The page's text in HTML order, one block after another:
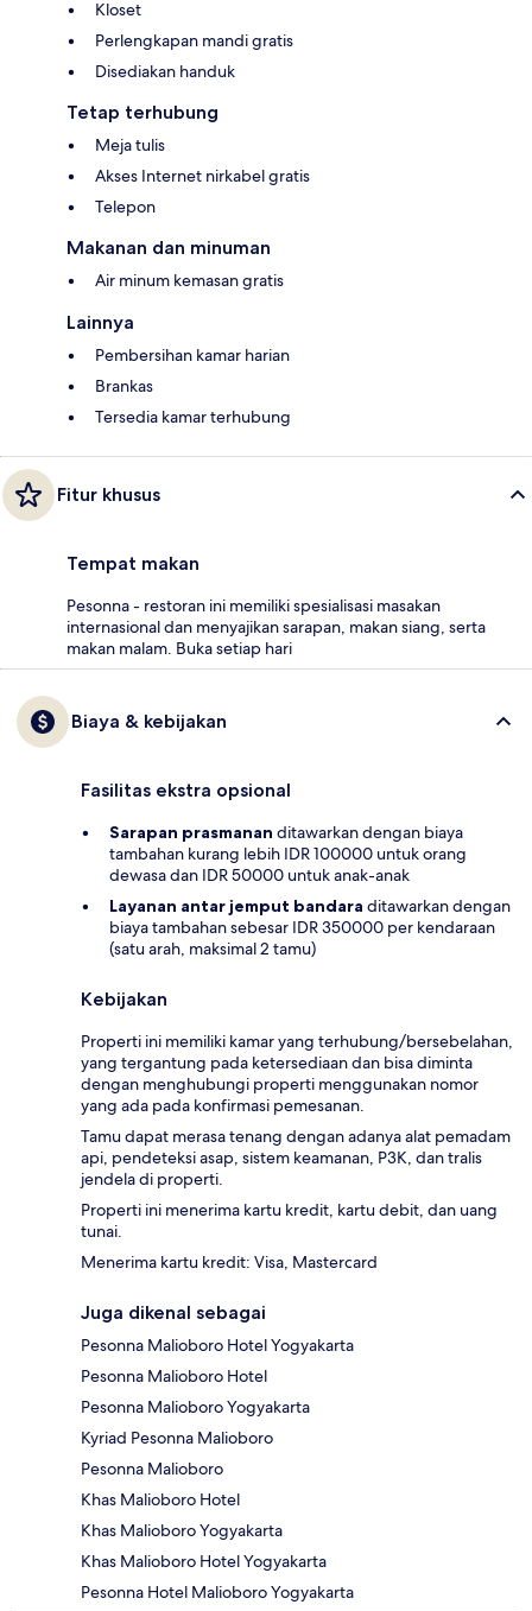
Kloset
Perlengkapan mandi gratis
Disediakan handuk
Tetap terhubung
Meja tulis
Akses Internet nirkabel gratis
Telepon
Makanan dan minuman
Air minum kemasan gratis
Lainnya
Pembersihan kamar harian
Brankas
Tersedia kamar terhubung
Fitur khusus
Tempat makan
Pesonna - restoran ini memiliki spesialisasi masakan
internasional dan menyajikan sarapan, makan siang, serta
makan malam. Buka setiap hari
Biaya & kebijakan
Fasilitas ekstra opsional
Sarapan prasmanan ditawarkan dengan biaya
tambahan kurang lebih IDR 100000 untuk orang
dewasa dan IDR 50000 untuk anak-anak
Layanan antar jemput bandara ditawarkan dengan
biaya tambahan sebesar IDR 350000 per kendaraan
(satu arah, maksimal 2 tamu)
Kebijakan
Properti ini memiliki kamar yang terhubung/bersebelahan,
yang tergantung pada ketersediaan dan bisa diminta
dengan menghubungi properti menggunakan nomor
yang ada pada konfirmasi pemesanan.
Tamu dapat merasa tenang dengan adanya alat pemadam
api, pendeteksi asap, sistem keamanan, P3K, dan tralis
jendela di properti.
Properti ini menerima kartu kredit, kartu debit, dan uang
tunai.
Menerima kartu kredit: Visa, Mastercard
Juga dikenal sebagai
Pesonna Malioboro Hotel Yogyakarta
Pesonna Malioboro Hotel
Pesonna Malioboro Yogyakarta
Kyriad Pesonna Malioboro
Pesonna Malioboro
Khas Malioboro Hotel
Khas Malioboro Yogyakarta
Khas Malioboro Hotel Yogyakarta
Pesonna Hotel Malioboro Yogyakarta